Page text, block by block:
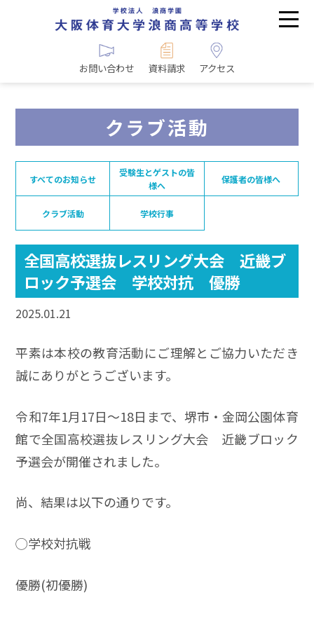
お問い合わせ 資料請求 アクセス
クラブ活動
すべてのお知らせ
受験生とゲストの皆
様へ
保護者の皆様へ
クラブ活動 学校行事
全国高校選抜レスリング大会 近畿ブ
ロック予選会 学校対抗 優勝
2025.01.21
平素は本校の教育活動にご理解とご協力いただき
誠にありがとうございます。
令和7年1月17日〜18日まで、堺市・金岡公園体育
館で全国高校選抜レスリング大会 近畿ブロック
予選会が開催されました。
尚、結果は以下の通りです。
◯学校対抗戦
優勝(初優勝)